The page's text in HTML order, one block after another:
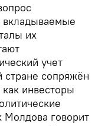
вкладываемые
их
учет
стране сопряжён
инвесторы
Молдова говорит